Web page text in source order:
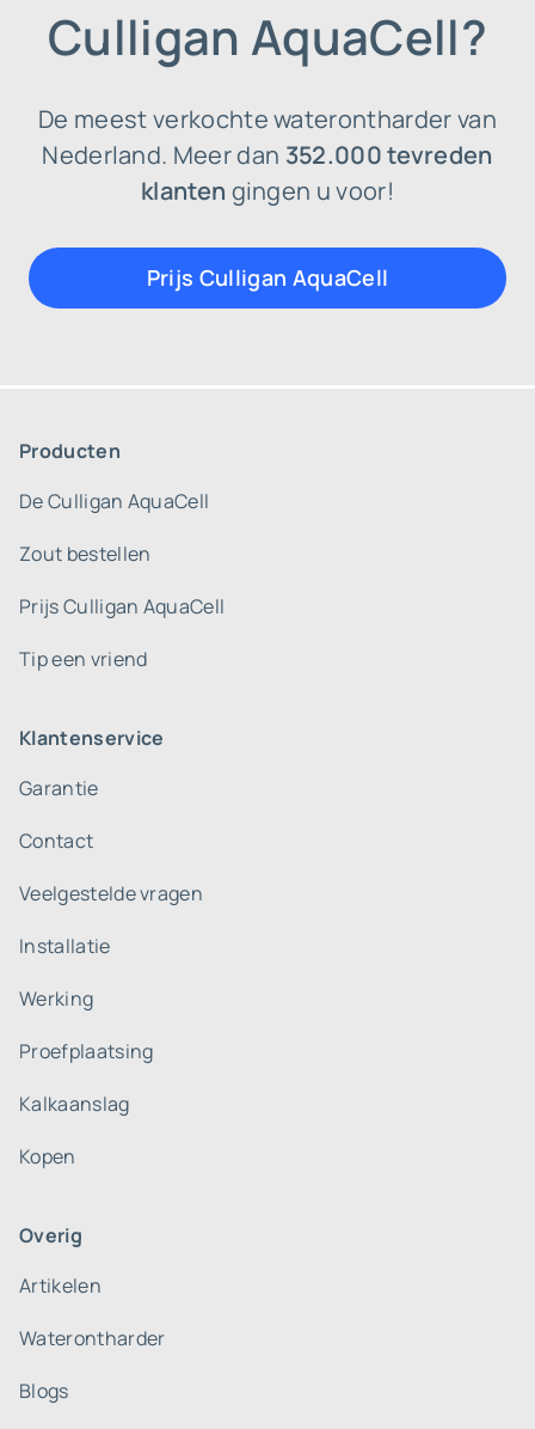
Culligan AquaCell?
De meest verkochte waterontharder van
Nederland. Meer dan 352.000 tevreden
klanten gingen u voor!
Prijs Culligan AquaCell
Producten
De Culligan AquaCell
Zout bestellen
Prijs Culligan AquaCell
Tip een vriend
Klantenservice
Garantie
Contact
Veelgestelde vragen
Installatie
Werking
Proefplaatsing
Kalkaanslag
Kopen
Overig
Artikelen
Waterontharder
Blogs